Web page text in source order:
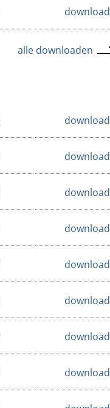
download
alle downloaden
download
download
download
download
download
download
download
download